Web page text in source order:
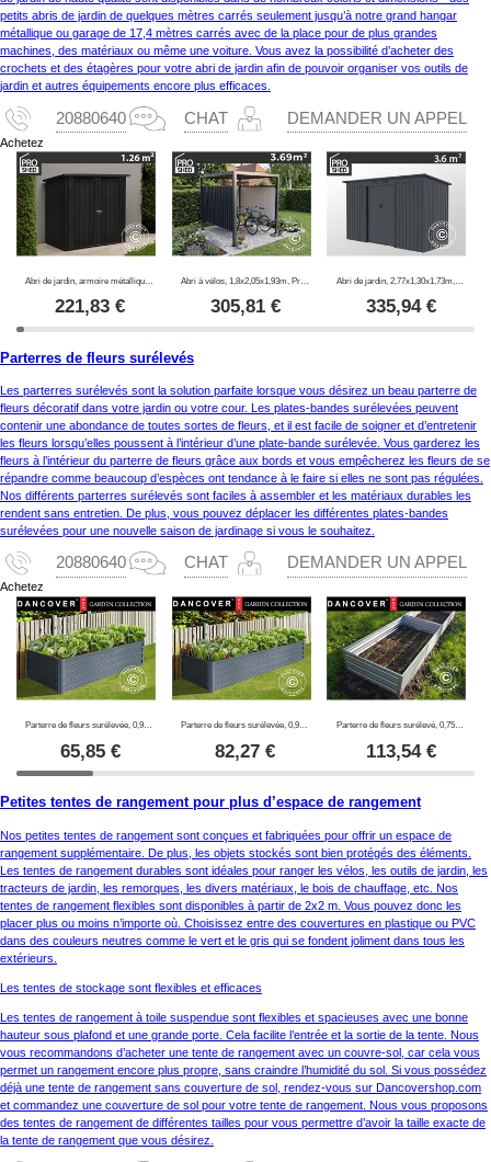
petits abris de jardin de quelques mètres carrés seulement jusqu’à notre grand hangar
métallique ou garage de 17,4 mètres carrés avec de la place pour de plus grandes
machines, des matériaux ou même une voiture. Vous avez la possibilité d’acheter des
crochets et des étagères pour votre abri de jardin afin de pouvoir organiser vos outils de
jardin et autres équipements encore plus efficaces.
20880640 CHAT DEMANDER UN APPEL
Achetez
221,83 € 305,81€ 335,94€
Parterres de fleurs surélevés
Les parterres surélevés sont la solution parfaite lorsque vous désirez un beau parterre de
fleurs décoratif dans votre jardin ou votre cour. Les plates-bandes surélevées peuvent
contenir une abondance de toutes sortes de fleurs, et il est facile de soigner et d’entretenir
les fleurs lorsqu’elles poussent à l’intérieur d’une plate-bande surélevée. Vous garderez les
fleurs à l’intérieur du parterre de fleurs grâce aux bords et vous empêcherez les fleurs de se
répandre comme beaucoup d’espèces ont tendance à le faire si elles ne sont pas régulées.
Nos différents parterres surélevés sont faciles à assembler et les matériaux durables les
rendent sans entretien. De plus, vous pouvez déplacer les différentes plates-bandes
surélevées pour une nouvelle saison de jardinage si vous le souhaitez.
20880640 CHAT DEMANDER UN APPEL
Achetez
Parterre de fleurs surélevée, 0,9x1,8x0,47m, 800l, Anthracite
65,85€
Parterre de fleurs surélevée, 0,9x2,44x0,47m, 1000l, Anthracite
82,27 €
Parterre de fleurs surélevé, 0,75x1,5x0,3m, Argent
113,54€
Petites tentes de rangement pour plus d’espace de rangement
Nos petites tentes de rangement sont conçues et fabriquées pour offrir un espace de
rangement supplémentaire. De plus, les objets stockés sont bien protégés des éléments.
Les tentes de rangement durables sont idéales pour ranger les vélos, les outils de jardin, les
tracteurs de jardin, les remorques, les divers matériaux, le bois de chauffage, etc. Nos
tentes de rangement flexibles sont disponibles à partir de 2x2 m. Vous pouvez donc les
placer plus ou moins n’importe où. Choisissez entre des couvertures en plastique ou PVC
dans des couleurs neutres comme le vert et le gris qui se fondent joliment dans tous les
extérieurs.
Les tentes de stockage sont flexibles et efficaces
Les tentes de rangement à toile suspendue sont flexibles et spacieuses avec une bonne
hauteur sous plafond et une grande porte. Cela facilite l’entrée et la sortie de la tente. Nous
vous recommandons d’acheter une tente de rangement avec un couvre-sol, car cela vous
permet un rangement encore plus propre, sans craindre l’humidité du sol. Si vous possédez
déjà une tente de rangement sans couverture de sol, rendez-vous sur Dancovershop.com
et commandez une couverture de sol pour votre tente de rangement. Nous vous proposons
des tentes de rangement de différentes tailles pour vous permettre d’avoir la taille exacte de
la tente de rangement que vous désirez.